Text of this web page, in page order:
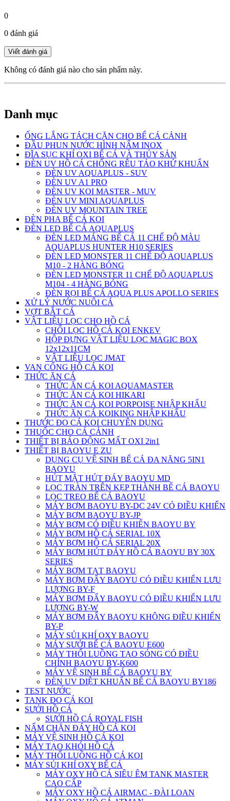
0
0 đánh giá
Không có đánh giá nào cho sản phẩm này.
Danh mục
ỐNG LẮNG TÁCH CẶN CHO BỂ CÁ CẢNH
ĐẦU PHUN NƯỚC HÌNH NẤM INOX
ĐĨA SỤC KHÍ OXI BỂ CÁ VÀ THỦY SẢN
ĐÈN UV HỒ CÁ CHỐNG RÊU TẢO KHỬ KHUẨN
ĐÈN UV AQUAPLUS - SUV
ĐÈN UV A1 PRO
ĐÈN UV KOI MASTER - MUV
ĐÈN UV MINI AQUAPLUS
ĐÈN UV MOUNTAIN TREE
ĐÈN PHA BỂ CÁ KOI
ĐÈN LED BỂ CÁ AQUAPLUS
ĐÈN LED MÁNG BỂ CÁ 11 CHẾ ĐỘ MÀU
AQUAPLUS HUNTER H10 SERIES
ĐÈN LED MONSTER 11 CHẾ ĐỘ AQUAPLUS
M10 - 2 HÀNG BÓNG
ĐÈN LED MONSTER 11 CHẾ ĐỘ AQUAPLUS
M104 - 4 HÀNG BÓNG
ĐÈN RỌI BỂ CÁ AQUA PLUS APOLLO SERIES
XỬ LÝ NƯỚC NUÔI CÁ
VỢT BẮT CÁ
VẬT LIỆU LỌC CHO HỒ CÁ
CHỔI LỌC HỒ CÁ KOI ENKEV
HỘP ĐỰNG VẬT LIỆU LỌC MAGIC BOX
12x12x11CM
VẬT LIỆU LỌC JMAT
VAN CỔNG HÔ CÁ KOI
THỨC ĂN CÁ
THỨC ĂN CÁ KOI AQUAMASTER
THỨC ĂN CÁ KOI HIKARI
THỨC ĂN CÁ KOI PORPOISE NHẬP KHẨU
THỨC ĂN CÁ KOIKING NHẬP KHẨU
THƯỚC ĐO CÁ KOI CHUYÊN DỤNG
THUỐC CHO CÁ CẢNH
THIẾT BỊ BÁO ĐỘNG MẤT OXI 2in1
THIẾT BỊ BAOYU E ZU
DỤNG CỤ VỆ SINH BỂ CÁ ĐA NĂNG 5IN1
BAOYU
HÚT MẶT HÚT ĐÁY BAOYU MD
LỌC TRÀN TRÊN KẸP THÀNH BỂ CÁ BAOYU
LỌC TREO BỂ CÁ BAOYU
MÁY BƠM BAOYU BY-DC 24V CÓ ĐIỀU KHIỂN
MÁY BƠM BAOYU BY-JP
MÁY BƠM CÓ ĐIỀU KHIỂN BAOYU BY
MÁY BƠM HỒ CÁ SERIAL 10X
MÁY BƠM HỒ CÁ SERIAL 20X
MÁY BƠM HÚT ĐÁY HỒ CÁ BAOYU BY 30X
SERIES
MÁY BƠM TẠT BAOYU
MÁY BƠM ĐẨY BAOYU CÓ ĐIỀU KHIỂN LƯU
LƯỢNG BY-F
MÁY BƠM ĐẨY BAOYU CÓ ĐIỀU KHIỂN LƯU
LƯỢNG BY-W
MÁY BƠM ĐẨY BAOYU KHÔNG ĐIỀU KHIỂN
BY-P
MÁY SỦI KHÍ OXY BAOYU
MÁY SƯỞI BỂ CÁ BAOYU E600
MÁY THỔI LUỒNG TẠO SÓNG CÓ ĐIỀU
CHỈNH BAOYU BY-K600
MÁY VỆ SINH BỂ CÁ BAOYU BY
ĐÈN UV DIỆT KHUẨN BỂ CÁ BAOYU BY186
TEST NƯỚC
TANK ĐO CÁ KOI
SƯỞI HỒ CÁ
SƯỞI HỒ CÁ ROYAL FISH
NẤM CHẶN ĐÁY HỒ CÁ KOI
MÁY VỆ SINH HỒ CÁ KOI
MÁY TẠO KHÓI HỒ CÁ
MÁY THỔI LUỒNG HỒ CÁ KOI
MÁY SỦI KHÍ OXY BỂ CÁ
MÁY OXY HỒ CÁ SIÊU ÊM TANK MASTER
CAO CẤP
MÁY OXY HỒ CÁ AIRMAC - ĐÀI LOAN